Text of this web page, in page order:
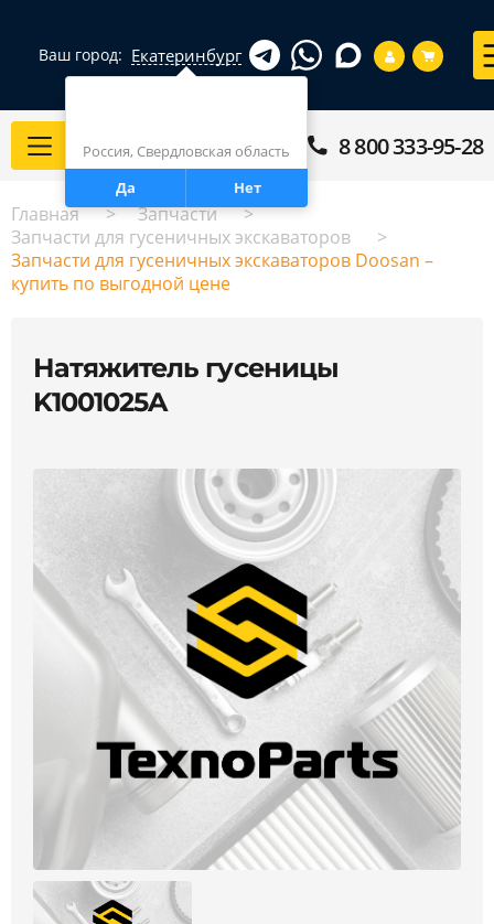
Ваш город: Екатеринбург
Россия, Свердловская область
Да
Нет
Каталог 8 800 333-95-28
Главная
Запчасти
Запчасти для гусеничных экскаваторов
Запчасти для гусеничных экскаваторов Doosan –
купить по выгодной цене
Натяжитель гусеницы
K1001025A